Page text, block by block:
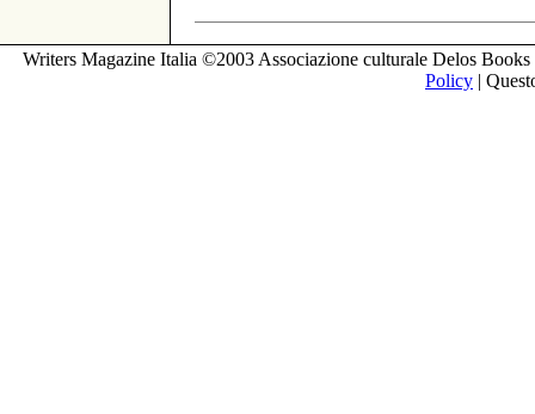
Writers Magazine Italia ©2003 Associazione culturale Delos
Policy |